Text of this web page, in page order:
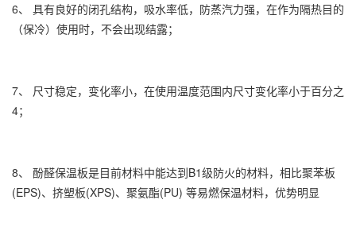
6、 具有良好的闭孔结构，吸水率低，防蒸汽力强，在作为隔热目的
（保冷）使用时，不会出现结露；
7、 尺寸稳定，变化率小，在使用温度范围内尺寸变化率小于百分之
4；
8、 酚醛保温板是目前材料中能达到B1级防火的材料，相比聚苯板
(EPS)、挤塑板(XPS)、聚氨酯(PU) 等易燃保温材料，优势明显